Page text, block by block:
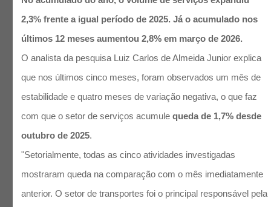
2,3% frente a igual período de 2025. Já o acumulado nos
últimos 12 meses aumentou 2,8% em março de 2026.
O analista da pesquisa Luiz Carlos de Almeida Junior explica
que nos últimos cinco meses, foram observados um mês de
estabilidade e quatro meses de variação negativa, o que faz
com que o setor de serviços acumule queda de 1,7% desde
outubro de 2025.
"Setorialmente, todas as cinco atividades investigadas
mostraram queda na comparação com o mês imediatamente
anterior. O setor de transportes foi o principal responsável pela